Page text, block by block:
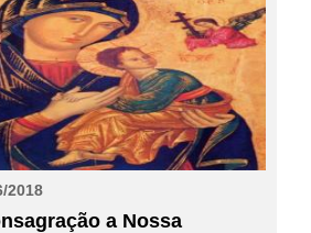
2018
a Nossa